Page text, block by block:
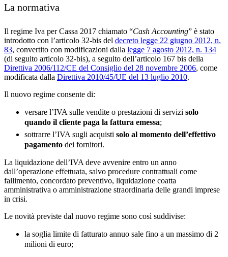
La normativa
Il regime Iva per Cassa 2017 chiamato “Cash Accounting” è stato
introdotto con l’articolo 32-bis del decreto legge 22 giugno 2012, n.
83, convertito con modificazioni dalla legge 7 agosto 2012, n. 134
(di seguito articolo 32-bis), a seguito dell’articolo 167 bis della
Direttiva 2006/112/CE del Consiglio del 28 novembre 2006, come
modificata dalla Direttiva 2010/45/UE del 13 luglio 2010.
Il nuovo regime consente di:
versare l’IVA sulle vendite o prestazioni di servizi solo
quando il cliente paga la fattura emessa;
sottrarre l’IVA sugli acquisti solo al momento dell’effettivo
pagamento dei fornitori.
La liquidazione dell’IVA deve avvenire entro un anno
dall’operazione effettuata, salvo procedure contrattuali come
fallimento, concordato preventivo, liquidazione coatta
amministrativa o amministrazione straordinaria delle grandi imprese
in crisi.
Le novità previste dal nuovo regime sono così suddivise:
la soglia limite di fatturato annuo sale fino a un massimo di 2
milioni di euro;